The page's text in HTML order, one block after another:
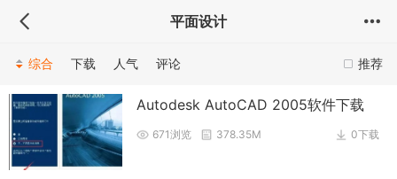
平面设计
推荐
综合 下载 人气 评论
Autodesk AutoCAD 2005软件下载
0下载
671浏览 378.35M